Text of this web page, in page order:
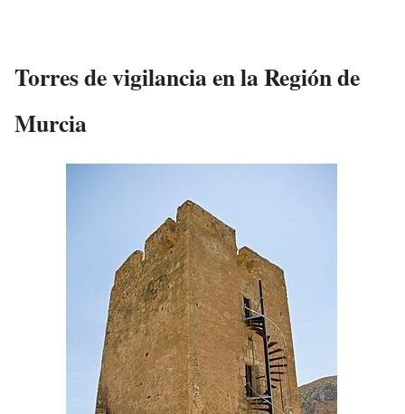
Torres de vigilancia en la Región de
Murcia